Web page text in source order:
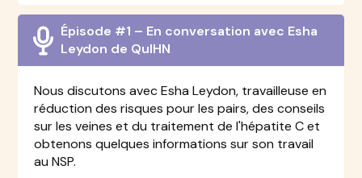
Épisode #1 – En conversation avec Esha
Leydon de QuIHN
Nous discutons avec Esha Leydon, travailleuse en
réduction des risques pour les pairs, des conseils
sur les veines et du traitement de l'hépatite C et
obtenons quelques informations sur son travail
au NSP.